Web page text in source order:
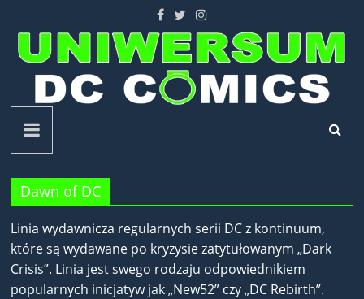
content
Uniwersum
DC
Comics
Dawn of DC
Linia wydawnicza regularnych serii DC z kontinuum,
które są wydawane po kryzysie zatytułowanym „Dark
Crisis”. Linia jest swego rodzaju odpowiednikiem
popularnych inicjatyw jak „New52” czy „DC Rebirth”.